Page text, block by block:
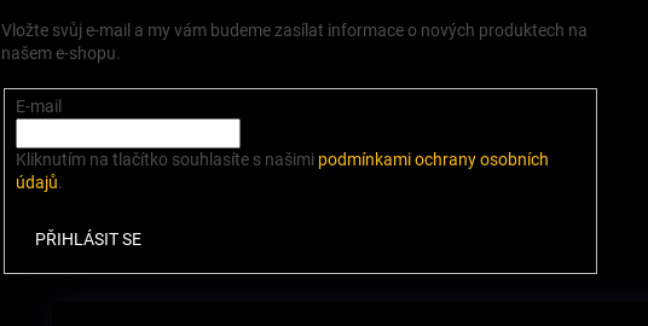
Vložte svůj e-mail a my vám budeme zasílat informace o nových produktech na
našem e-shopu.
E-mail
Kliknutím na tlačítko souhlasíte s našimi podmínkami ochrany osobních
údajů.
PŘIHLÁSIT SE